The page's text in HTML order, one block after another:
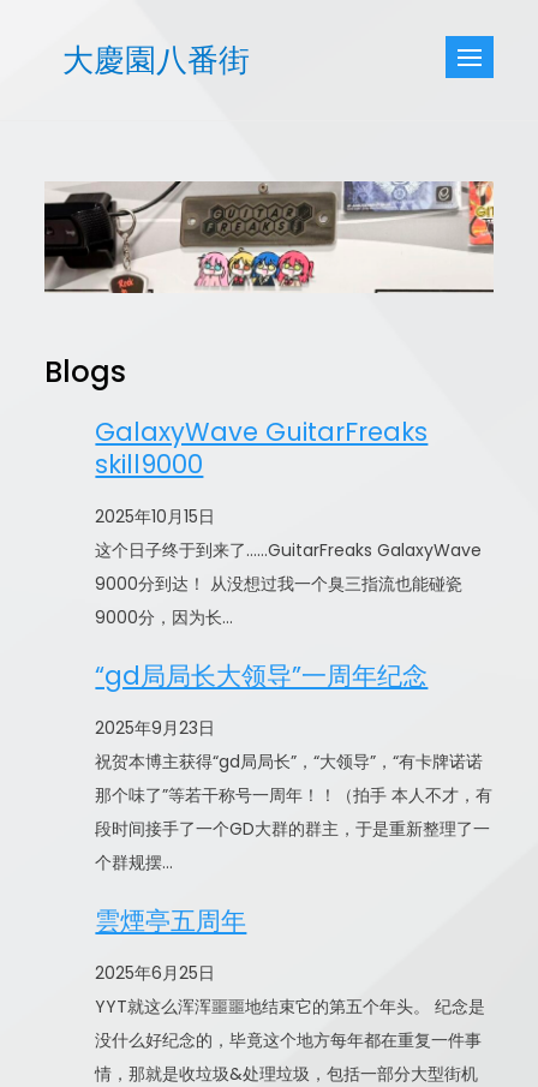
大慶園八番街
Blogs
GalaxyWave GuitarFreaks
skill9000
2025年10月15日
这个日子终于到来了……GuitarFreaks GalaxyWave
9000分到达！ 从没想过我一个臭三指流也能碰瓷
9000分，因为长…
“gd局局长大领导”一周年纪念
2025年9月23日
祝贺本博主获得“gd局局长”，“大领导”，“有卡牌诺诺
那个味了”等若干称号一周年！！（拍手 本人不才，有
段时间接手了一个GD大群的群主，于是重新整理了一
个群规摆…
雲煙亭五周年
2025年6月25日
YYT就这么浑浑噩噩地结束它的第五个年头。 纪念是
没什么好纪念的，毕竟这个地方每年都在重复一件事
情，那就是收垃圾&处理垃圾，包括一部分大型街机